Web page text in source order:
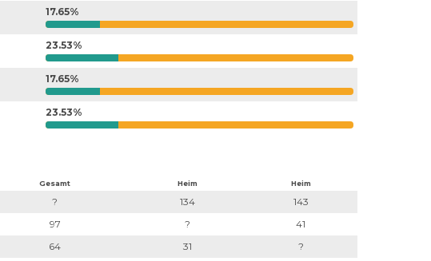
17.65%
23.53%
17.65%
23.53%
Gesamt Heim Heim
? 134
143
97 ?
41
64 31
?